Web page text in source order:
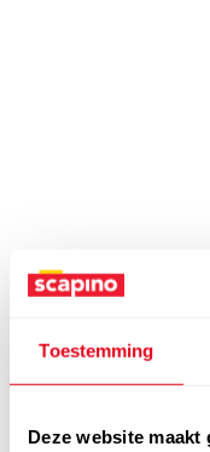
Toestemming
Deze website